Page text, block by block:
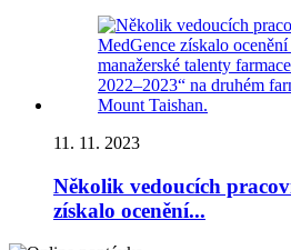
11. 11. 2023
Několik vedoucích
získalo ocenění...